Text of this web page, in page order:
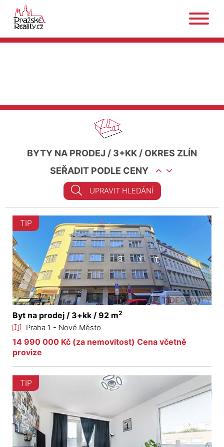
BYTY NA PRODEJ / 3+KK / OKRES ZLÍN
SEŘADIT PODLE CENY
UPRAVIT HLEDÁNÍ
TIP
Byt na prodej / 3+kk / 92 m2
Praha 1 - Nové Město
14 990 000 Kč (za nemovitost) Cena včetně
provize
TIP